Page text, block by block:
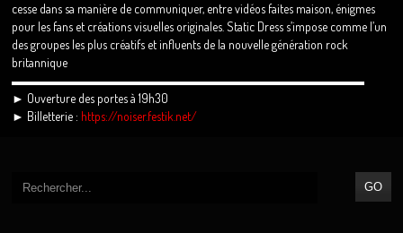
cesse dans sa manière de communiquer, entre vidéos faites maison, énigmes
pour les fans et créations visuelles originales. Static Dress s’impose comme l’un
des groupes les plus créatifs et influents de la nouvelle génération rock
britannique
▬▬▬▬▬▬▬▬▬▬▬▬▬▬▬▬▬▬▬▬▬▬▬▬▬▬▬▬
► Ouverture des portes à 19h30
► Billetterie : https://noiser.festik.net/